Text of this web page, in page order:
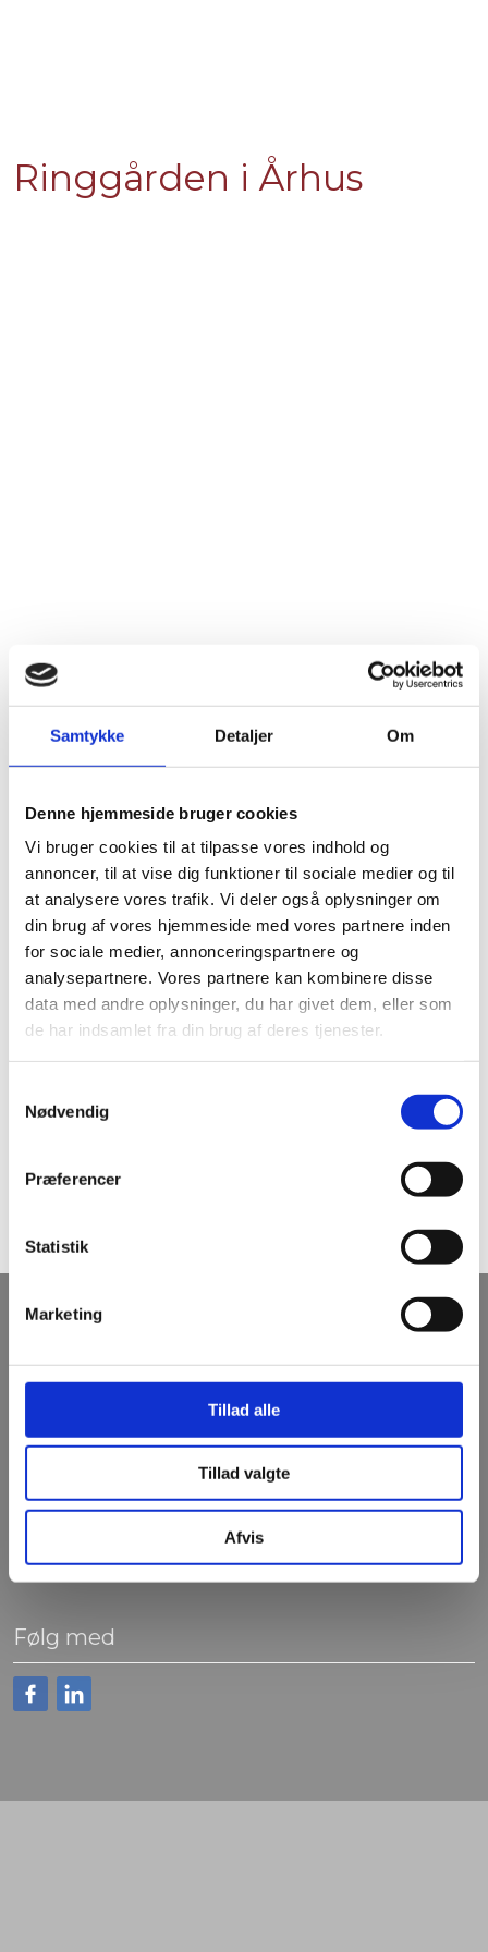
Samtykke Detaljer Om
Denne hjemmeside bruger cookies
Vi bruger cookies til at tilpasse vores indhold og
annoncer, til at vise dig funktioner til sociale medier og til
at analysere vores trafik. Vi deler også oplysninger om
din brug af vores hjemmeside med vores partnere inden
for sociale medier, annonceringspartnere og
analysepartnere. Vores partnere kan kombinere disse
data med andre oplysninger, du har givet dem, eller som
de har indsamlet fra din brug af deres tjenester.
Nødvendig
Præferencer
Statistik
Marketing
Tillad alle
Tillad valgte
Afvis
Ringgården i Århus
Kontakt TBS A/S
CVR: 89136210
Følg med